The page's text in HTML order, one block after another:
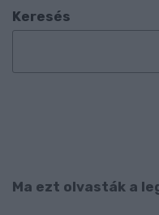
Keresés
Ma ezt olvasták a